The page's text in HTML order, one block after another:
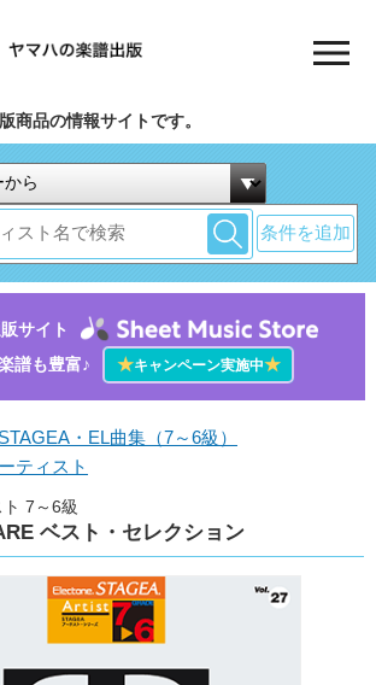
商品の情報サイトです。
条件を追加
サイト
譜も豊富♪
★キャンペーン実施中★
STAGEA・EL曲集（7～6級）
ティスト
7～6級
ベスト・セレクション